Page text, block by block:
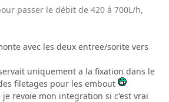
passer le débit de 420 à 700L/h,
avec les deux entree/sorite vers
uniquement a la fixation dans le
filetages pour les embout
revoie mon integration si c'est vrai